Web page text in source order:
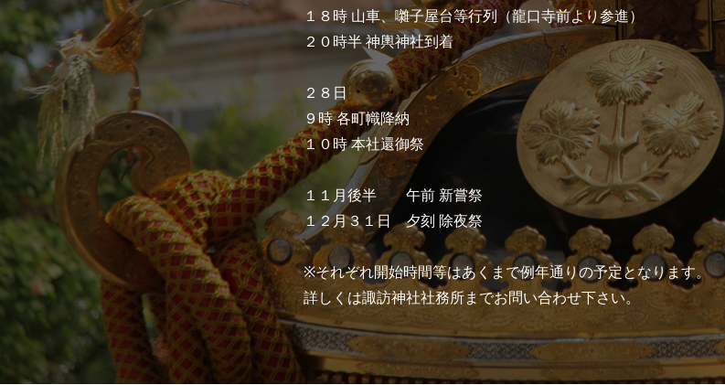
１８時 山車、囃子屋台等行列（龍口寺前より参進）
２０時半 神輿神社到着
２８日
９時 各町幟降納
１０時 本社還御祭
１１月後半 午前 新嘗祭
１２月３１日 夕刻 除夜祭
※それぞれ開始時間等はあくまで例年通りの予定となります。
詳しくは諏訪神社社務所までお問い合わせ下さい。